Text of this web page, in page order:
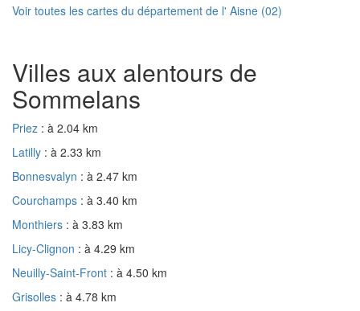
Voir toutes les cartes du département de l' Aisne (02)
Villes aux alentours de
Sommelans
Priez : à 2.04 km
Latilly : à 2.33 km
Bonnesvalyn : à 2.47 km
Courchamps : à 3.40 km
Monthiers : à 3.83 km
Licy-Clignon : à 4.29 km
Neuilly-Saint-Front : à 4.50 km
Grisolles : à 4.78 km